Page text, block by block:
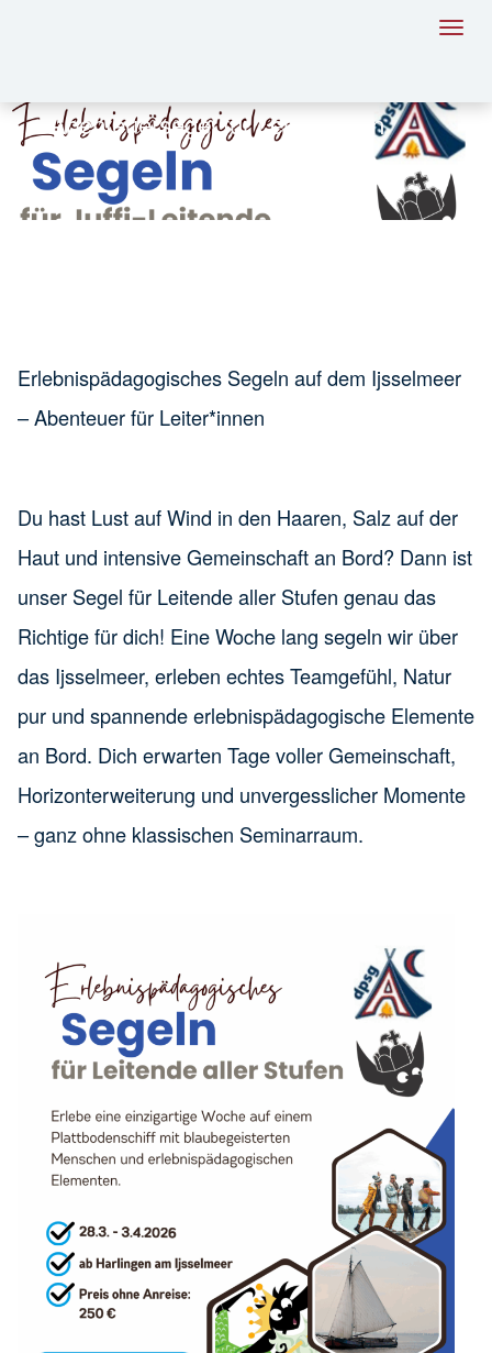
Abenteuersegel für Leiter*innen
Erlebnispädagogisches Segeln auf dem Ijsselmeer
– Abenteuer für Leiter*innen
Du hast Lust auf Wind in den Haaren, Salz auf der
Haut und intensive Gemeinschaft an Bord? Dann ist
unser Segel für Leitende aller Stufen genau das
Richtige für dich! Eine Woche lang segeln wir über
das Ijsselmeer, erleben echtes Teamgefühl, Natur
pur und spannende erlebnispädagogische Elemente
an Bord. Dich erwarten Tage voller Gemeinschaft,
Horizonterweiterung und unvergesslicher Momente
– ganz ohne klassischen Seminarraum.